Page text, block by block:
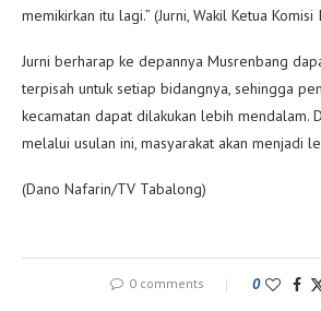
memikirkan itu lagi.” (Jurni, Wakil Ketua
Jurni berharap ke depannya Musrenbang
terpisah untuk setiap bidangnya, sehingga
kecamatan dapat dilakukan lebih mendalam.
melalui usulan ini, masyarakat akan menjadi
(Dano Nafarin/TV Tabalong)
0 comments 0